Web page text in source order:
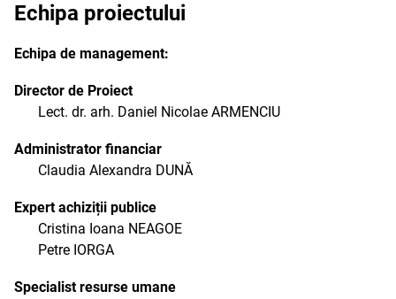
Echipa proiectului
Echipa de management:
Director de Proiect
Lect. dr. arh. Daniel Nicolae ARMENCIU
Administrator financiar
Claudia Alexandra DUNĂ
Expert achiziții publice
Cristina Ioana NEAGOE
Petre IORGA
Specialist resurse umane